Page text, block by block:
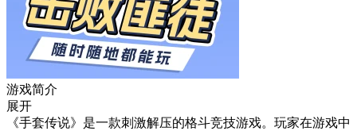
游戏简介
展开
《手套传说》是一款刺激解压的格斗竞技游戏。玩家在游戏中